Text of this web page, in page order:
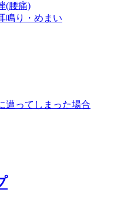
(腰痛)
鳴り・めまい
遭ってしまった場合